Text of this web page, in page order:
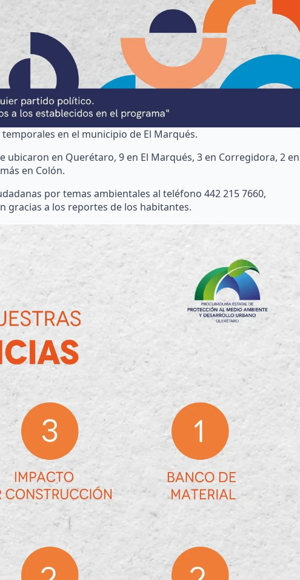
en el municipio de El Marqués.
ubicaron en Querétaro, 9 en El Marqués, 3 en Corregidora, 2 en
en Colón.
por temas ambientales al teléfono 442 215 7660,
gracias a los reportes de los habitantes.